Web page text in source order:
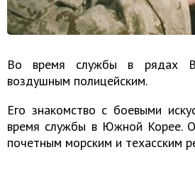
Во время службы в рядах
воздушным полицейским.
Его знакомство с боевыми
время службы в Южной Корее.
почетным морским и техасским